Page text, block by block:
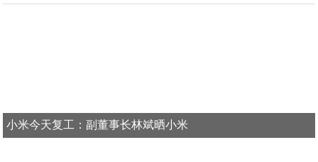
小米今天复工：副董事长林斌晒小米